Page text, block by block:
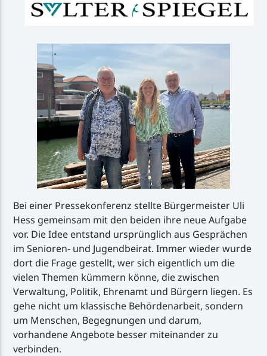
Bei einer Pressekonferenz stellte Bürgermeister Uli
Hess gemeinsam mit den beiden ihre neue Aufgabe
vor. Die Idee entstand ursprünglich aus Gesprächen
im Senioren- und Jugendbeirat. Immer wieder wurde
dort die Frage gestellt, wer sich eigentlich um die
vielen Themen kümmern könne, die zwischen
Verwaltung, Politik, Ehrenamt und Bürgern liegen. Es
gehe nicht um klassische Behördenarbeit, sondern
um Menschen, Begegnungen und darum,
vorhandene Angebote besser miteinander zu
verbinden.